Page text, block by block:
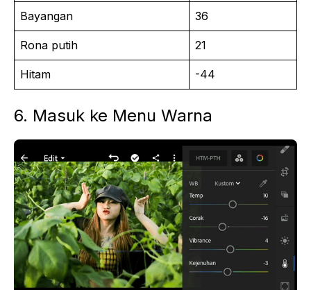
Bayangan 36
Rona putih 21
Hitam -44
6. Masuk ke Menu Warna